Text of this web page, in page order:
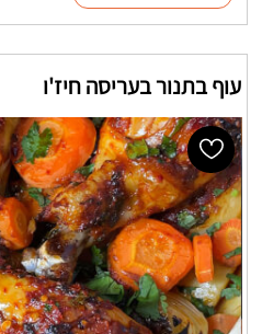
עוף בתנור בעריסה חיז'ו